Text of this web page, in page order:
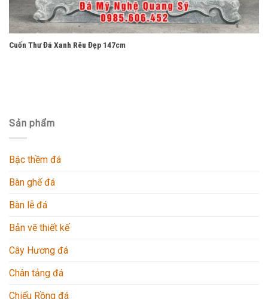
Cuốn Thư Đá Xanh Rêu Đẹp 147cm
Sản phẩm
Bậc thềm đá
Bàn ghế đá
Bàn lễ đá
Bản vẽ thiết kế
Cây Hương đá
Chân tảng đá
Chiếu Rồng đá